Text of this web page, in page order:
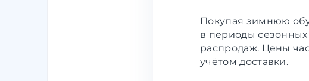
Покупая зимнюю
в периоды
распродаж. Цены
учётом доставки.